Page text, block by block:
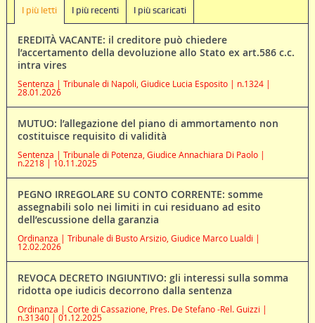
I più letti I più recenti I più scaricati
EREDITÀ VACANTE: il creditore può chiedere
l’accertamento della devoluzione allo Stato ex art.586 c.c.
intra vires
Sentenza | Tribunale di Napoli, Giudice Lucia Esposito | n.1324 |
28.01.2026
MUTUO: l’allegazione del piano di ammortamento non
costituisce requisito di validità
Sentenza | Tribunale di Potenza, Giudice Annachiara Di Paolo |
n.2218 | 10.11.2025
PEGNO IRREGOLARE SU CONTO CORRENTE: somme
assegnabili solo nei limiti in cui residuano ad esito
dell’escussione della garanzia
Ordinanza | Tribunale di Busto Arsizio, Giudice Marco Lualdi |
12.02.2026
REVOCA DECRETO INGIUNTIVO: gli interessi sulla somma
ridotta ope iudicis decorrono dalla sentenza
Ordinanza | Corte di Cassazione, Pres. De Stefano -Rel. Guizzi |
n.31340 | 01.12.2025